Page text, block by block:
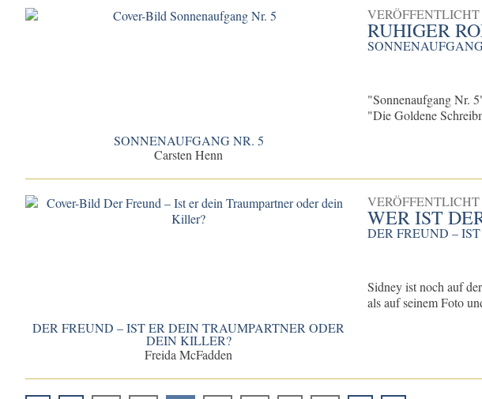
SONNENAUFGANG NR. 5
Carsten Henn
RUHIGER
"Sonnenaufgang Nr.
"Die Goldene
DER FREUND – IST ER DEIN TRAUMPARTNER ODER
DEIN KILLER?
Freida McFadden
WER IST
DER FREUND –
Sidney ist noch auf
als auf seinem Foto